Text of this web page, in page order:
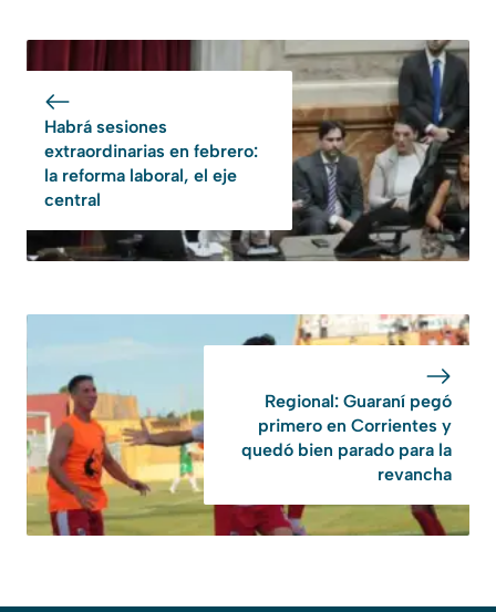
Habrá sesiones
extraordinarias en febrero:
la reforma laboral, el eje
central
Regional: Guaraní pegó
primero en Corrientes y
quedó bien parado para la
revancha